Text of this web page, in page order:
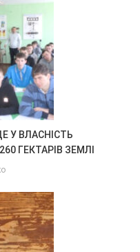
У ВЛАСНІСТЬ
ГЕКТАРІВ ЗЕМЛІ